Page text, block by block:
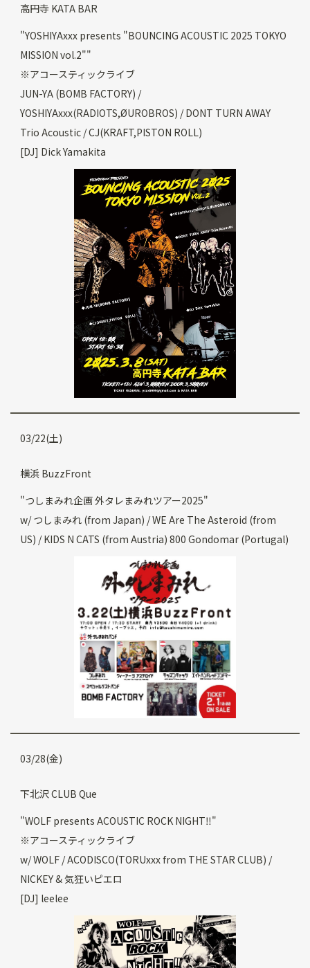
高円寺 KATA BAR
"YOSHIYAxxx presents "BOUNCING ACOUSTIC 2025 TOKYO
MISSION vol.2""
※アコースティックライブ
JUN-YA (BOMB FACTORY) /
YOSHIYAxxx(RADIOTS,ØUROBROS) / DONT TURN AWAY
Trio Acoustic / CJ(KRAFT,PISTON ROLL)
[DJ] Dick Yamakita
03/22(土)
横浜 BuzzFront
"つしまみれ企画 外タレまみれツアー2025"
w/ つしまみれ (from Japan) / WE Are The Asteroid (from
US) / KIDS N CATS (from Austria) 800 Gondomar (Portugal)
03/28(金)
下北沢 CLUB Que
"WOLF presents ACOUSTIC ROCK NIGHT‼︎"
※アコースティックライブ
w/ WOLF / ACODISCO(TORUxxx from THE STAR CLUB) /
NICKEY & 気狂いピエロ
[DJ] leelee